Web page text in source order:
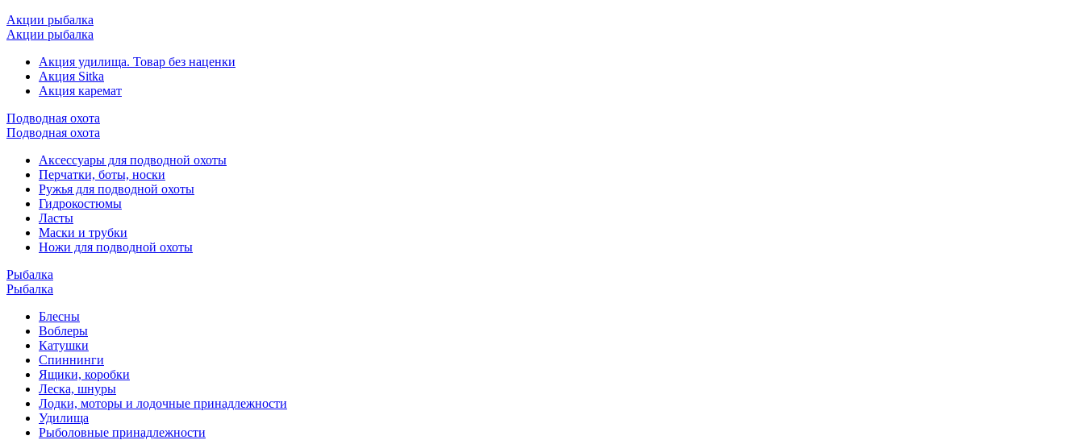
Акции рыбалка
Акции рыбалка
Акция удилища. Товар без наценки
Акция Sitka
Акция каремат
Подводная охота
Подводная охота
Аксессуары для подводной охоты
Перчатки, боты, носки
Ружья для подводной охоты
Гидрокостюмы
Ласты
Маски и трубки
Ножи для подводной охоты
Рыбалка
Рыбалка
Блесны
Воблеры
Катушки
Спиннинги
Ящики, коробки
Леска, шнуры
Лодки, моторы и лодочные принадлежности
Удилища
Рыболовные принадлежности